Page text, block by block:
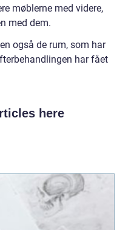
møblerne med videre,
med dem.
også de rum, som har
har fået
here